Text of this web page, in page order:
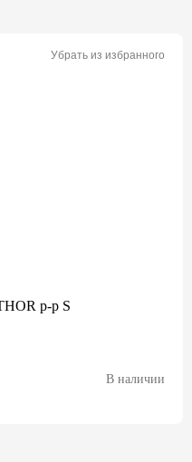
Убрать из избранного
р-р S
В наличии